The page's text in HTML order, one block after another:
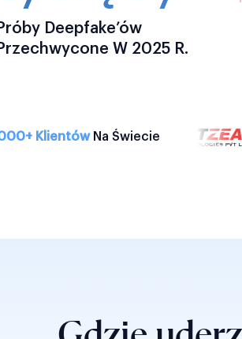
Deepfake’ów
W 2025 R.
KlientówNa Świecie